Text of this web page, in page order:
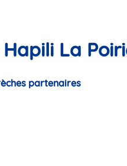
La
partenaires